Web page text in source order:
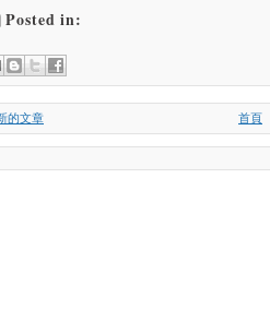
Posted in:
的文章 首頁